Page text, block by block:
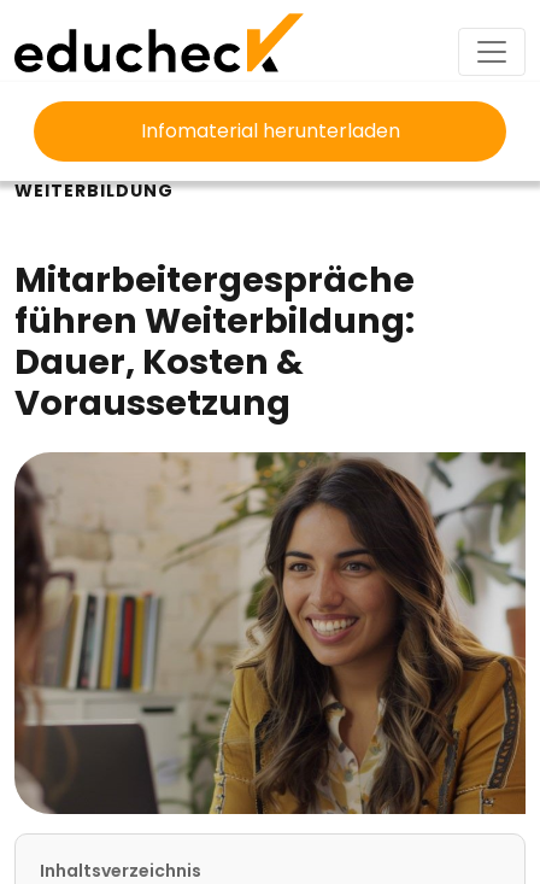
Infomaterial herunterladen
EDUCHECK
AUSBILDUNG
MITARBEITERGESPRÄCHE FÜHREN
WEITERBILDUNG
Mitarbeitergespräche
führen Weiterbildung:
Dauer, Kosten &
Voraussetzung
Inhaltsverzeichnis